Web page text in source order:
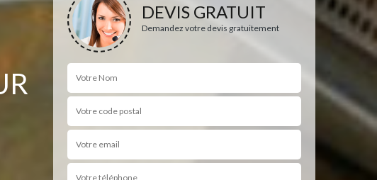
DEVIS GRATUIT
Demandez votre devis gratuitement